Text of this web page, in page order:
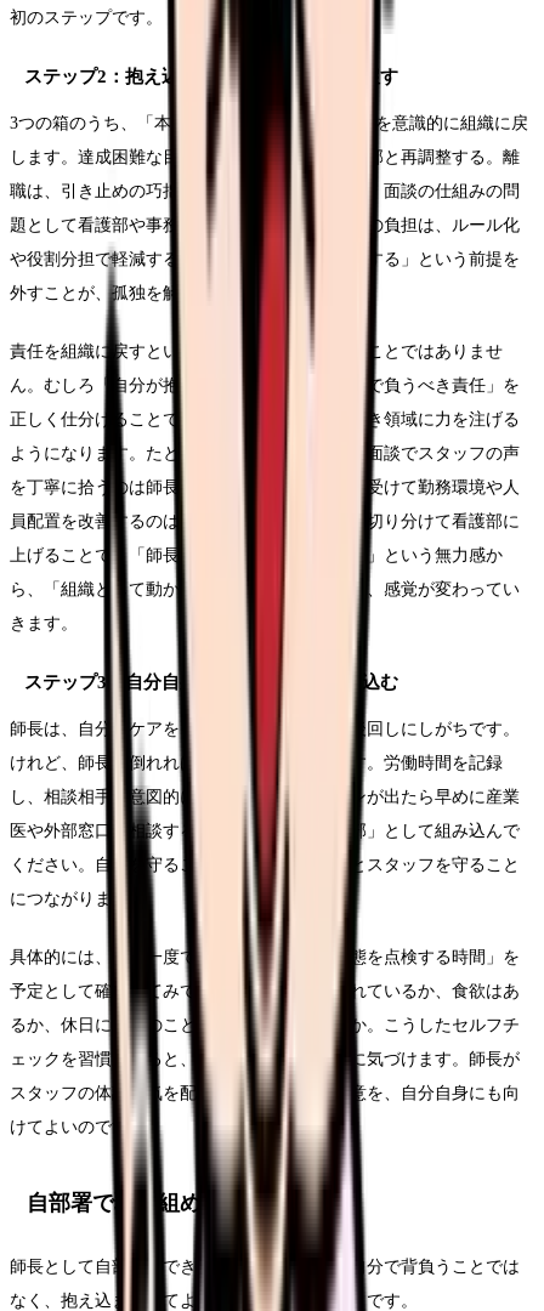
初のステップです。
ステップ2：抱え込んでいる責任を組織に戻す
3つの箱のうち、「本来は組織で負うべき責任」を意識的に組織に戻
します。達成困難な目標は、根拠を示して看護部と再調整する。離
職は、引き止めの巧拙ではなく勤務環境・育成・面談の仕組みの問
題として看護部や事務部門と共有する。勤務表の負担は、ルール化
や役割分担で軽減する。「師長が一人で何とかする」という前提を
外すことが、孤独を解く鍵です。
責任を組織に戻すというのは、責任を放棄することではありませ
ん。むしろ「自分が抱えるべき責任」と「組織で負うべき責任」を
正しく仕分けることで、自分が本当に集中すべき領域に力を注げる
ようになります。たとえば離職対応であれば、面談でスタッフの声
を丁寧に拾うのは師長の役割ですが、その声を受けて勤務環境や人
員配置を改善するのは組織の役割です。両者を切り分けて看護部に
上げることで、「師長が頑張っても変わらない」という無力感か
ら、「組織として動かせる」という手応えへと、感覚が変わってい
きます。
ステップ3：自分自身のケアを業務に組み込む
師長は、自分のケアを「余裕ができたら」と後回しにしがちです。
けれど、師長が倒れれば病棟全体が揺らぎます。労働時間を記録
し、相談相手を意図的に確保し、心身のサインが出たら早めに産業
医や外部窓口に相談する。これを「業務の一部」として組み込んで
ください。自分を守ることは、結果的に病棟とスタッフを守ること
につながります。
具体的には、週に一度でよいので「自分の状態を点検する時間」を
予定として確保してみてください。睡眠は取れているか、食欲はあ
るか、休日に仕事のことが頭から離れているか。こうしたセルフチ
ェックを習慣にすると、不調が深刻化する前に気づけます。師長が
スタッフの体調に気を配るのと同じだけの注意を、自分自身にも向
けてよいのです。
自部署で取り組めること
師長として自部署でできることは、すべてを自分で背負うことでは
なく、抱え込まなくてよい仕組みをつくることです。